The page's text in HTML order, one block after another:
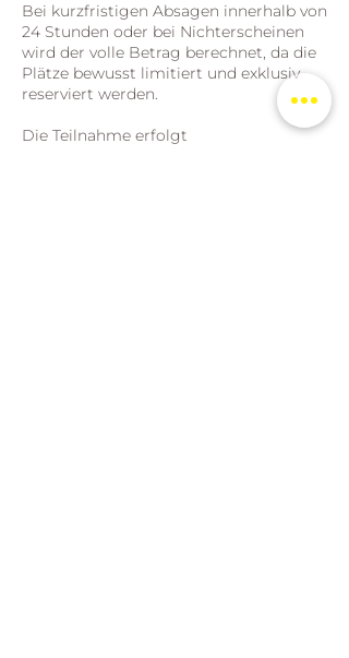
Bei kurzfristigen Absagen innerhalb von
24 Stunden oder bei Nichterscheinen
wird der volle Betrag berechnet, da die
Plätze bewusst limitiert und exklusiv
reserviert werden.
Die Teilnahme erfolgt